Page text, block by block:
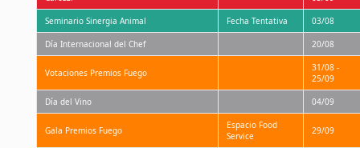
Seminario Sinergia Animal Fecha Tentativa 03/08
Día Internacional del Chef 20/08
Votaciones Premios Fuego
31/08 -
25/09
Día del Vino 04/09
Gala Premios Fuego
Espacio Food
Service
29/09